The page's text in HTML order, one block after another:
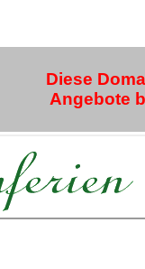
Diese
Angebote